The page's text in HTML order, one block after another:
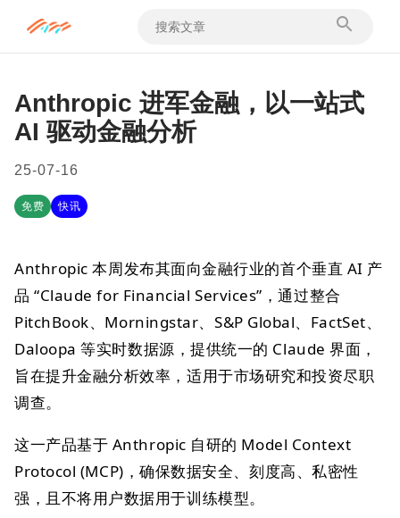
Anthropic 进军金融，以一站式
AI 驱动金融分析
25-07-16
免费 快讯
Anthropic 本周发布其面向金融行业的首个垂直 AI 产
品 “Claude for Financial Services”，通过整合
PitchBook、Morningstar、S&P Global、FactSet、
Daloopa 等实时数据源，提供统一的 Claude 界面，
旨在提升金融分析效率，适用于市场研究和投资尽职
调查。
这一产品基于 Anthropic 自研的 Model Context
Protocol (MCP)，确保数据安全、刻度高、私密性
强，且不将用户数据用于训练模型。